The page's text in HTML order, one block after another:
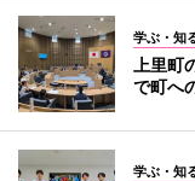
学ぶ・知
上里
で町へ
学ぶ・知